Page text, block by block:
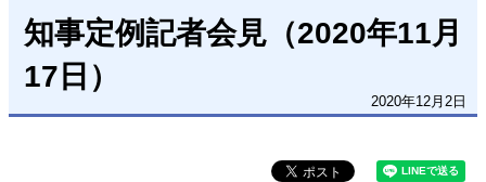
知事定例記者会見（2020年11月
17日）
2020年12月2日